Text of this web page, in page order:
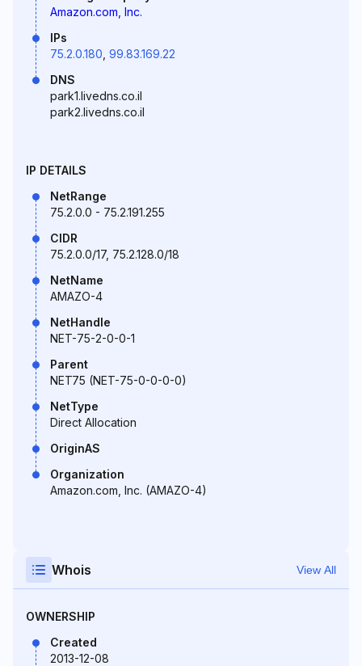
Amazon.com, Inc.
IPs
75.2.0.180 99.83.169.22
DNS
park1.livedns.co.il
park2.livedns.co.il
IP DETAILS
NetRange
75.2.0.0 - 75.2.191.255
CIDR
75.2.0.0/17, 75.2.128.0/18
NetName
AMAZO-4
NetHandle
NET-75-2-0-0-1
Parent
NET75 (NET-75-0-0-0-0)
NetType
Direct Allocation
OriginAS
Organization
Amazon.com, Inc. (AMAZO-4)
Whois View All
OWNERSHIP
Created
2013-12-08